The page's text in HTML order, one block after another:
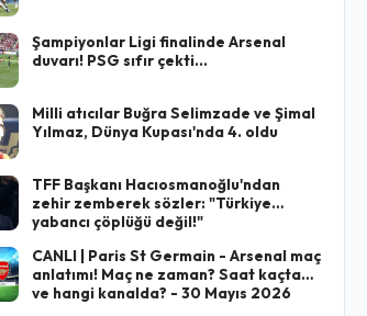
Şampiyonlar Ligi finalinde Arsenal
duvarı! PSG sıfır çekti...
Milli atıcılar Buğra Selimzade ve Şimal
Yılmaz, Dünya Kupası'nda 4. oldu
TFF Başkanı Hacıosmanoğlu'ndan
zehir zemberek sözler: "Türkiye
yabancı çöplüğü değil!"
CANLI | Paris St Germain - Arsenal maç
anlatımı! Maç ne zaman? Saat kaçta
ve hangi kanalda? - 30 Mayıs 2026